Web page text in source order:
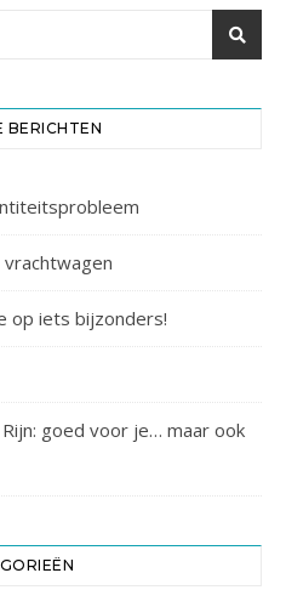
BERICHTEN
op iets bijzonders!
goed voor je… maar ook